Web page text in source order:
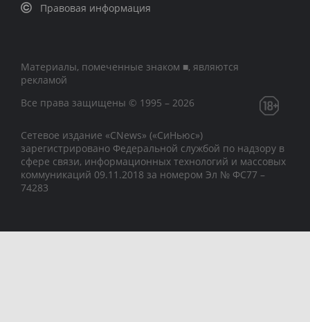
Правовая информация
Материалы, помеченные знаком ■, являются
рекламой
Все права защищены © 1995 – 2026
Сетевое издание «CNews» («СиНьюс»)
зарегистрировано Федеральной службой по надзору в
сфере связи, информационных технологий и массовых
коммуникаций 09.11.2018 за номером Эл № ФС77 –
74283